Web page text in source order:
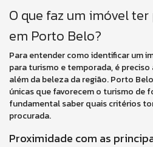
O que faz um imóvel
em Porto Belo?
Para entender como identificar um
para turismo e temporada, é
além da beleza da região. Porto
únicas que favorecem o turismo de
fundamental saber quais critérios
procurada.
Proximidade com as